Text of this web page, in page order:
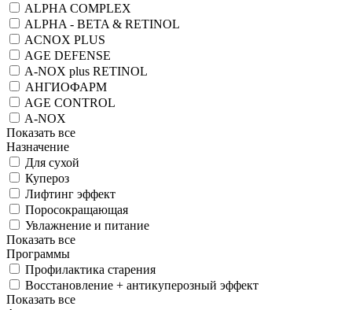
ALPHA COMPLEX
ALPHA - BETA & RETINOL
ACNOX PLUS
AGE DEFENSE
A-NOX plus RETINOL
АНГИОФАРМ
AGE CONTROL
A-NOX
Показать все
Назначение
Для сухой
Купероз
Лифтинг эффект
Поросокращающая
Увлажнение и питание
Показать все
Программы
Профилактика старения
Восстановление + антикуперозный эффект
Показать все